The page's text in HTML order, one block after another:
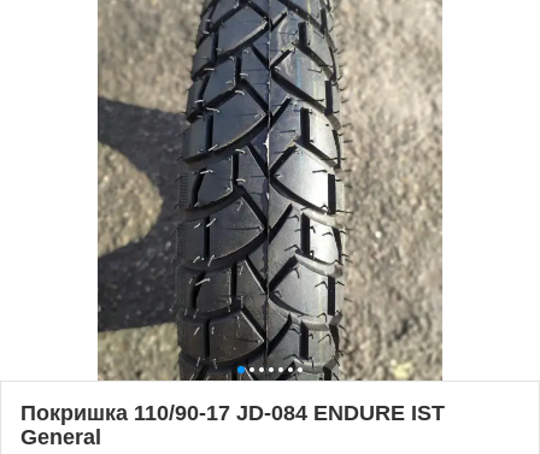
Покришка 110/90-17 JD-084 ENDURE IST
General